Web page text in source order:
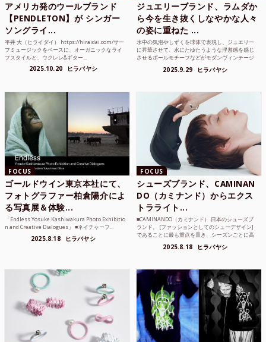
アメリカ発のウールブランド
【PENDLETON】が シンガー
ソングライ...
平井 大（ヒライダイ） https://hiraidai.com/サー
フミュージックをベースに、オーガニックなライ
フスタイルと、ウクレレ&ギター...
2025.10.20 ヒラバヤシ
ジュエリーブランド、ラムダか
ら今を生き抜くしなやかな人々
の姿に重ねた ...
水中の気泡やしずくを球体で表現し、ジュエリー
に昇華させて、水にたゆたうような浮遊感を感じ
させるボールモチーフなどがモダンヴィンテージ
2025.9.29 ヒラバヤシ
FOCUS
ゴールドウイン東京本社にて、
フォトグラファー柏倉陽介によ
る写真展＆体験...
「Endless Yosuke Kashiwakura Photo Exhibitio
n and Creative Dialogues」 ■ネイチャーフ...
2025.8.18 ヒラバヤシ
FOCUS
シューズブランド、CAMINAN
DO（カミナンド）からエクス
トラライト...
■CAMINANDO（カミナンド） 日本のシューズブ
ランド。 [ファッションとしてのシューデザイン]
であることに最も重点を置き、シーズンごとに高
2025.8.18 ヒラバヤシ